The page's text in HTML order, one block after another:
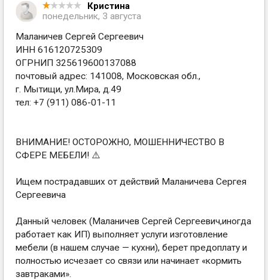
Кристина
понедельник, 3 августа
Маланичев Сергей Сергеевич
ИНН 616120725309
ОГРНИП 325619600137088
почтовый адрес: 141008, Московская обл.,
г. Мытищи, ул.Мира, д.49
тел: +7 (911) 086-01-11
ВНИМАНИЕ! ОСТОРОЖНО, МОШЕННИЧЕСТВО В
СФЕРЕ МЕБЕЛИ! ⚠️
Ищем пострадавших от действий Маланичева Сергея
Сергеевича
Данный человек (Маланичев Сергей Сергеевич,иногда
работает как ИП) выполняет услуги изготовление
мебели (в нашем случае — кухни), берет предоплату и
полностью исчезает со связи или начинает «кормить
завтраками».